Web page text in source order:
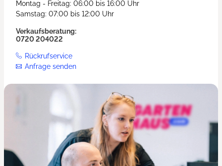
Montag - Freitag: 06:00 bis 16:00 Uhr
Samstag: 07:00 bis 12:00 Uhr
Verkaufsberatung:
0720 204022
Rückrufservice
Anfrage senden